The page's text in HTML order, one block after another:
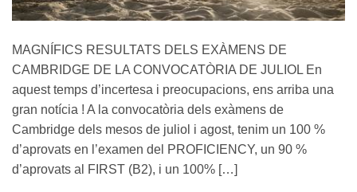
MAGNÍFICS RESULTATS DELS EXÀMENS DE
CAMBRIDGE DE LA CONVOCATÒRIA DE JULIOL En
aquest temps d’incertesa i preocupacions, ens arriba una
gran notícia ! A la convocatòria dels exàmens de
Cambridge dels mesos de juliol i agost, tenim un 100 %
d’aprovats en l’examen del PROFICIENCY, un 90 %
d’aprovats al FIRST (B2), i un 100% […]